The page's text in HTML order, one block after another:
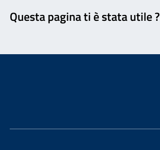
Questa pagina ti è stata utile ?